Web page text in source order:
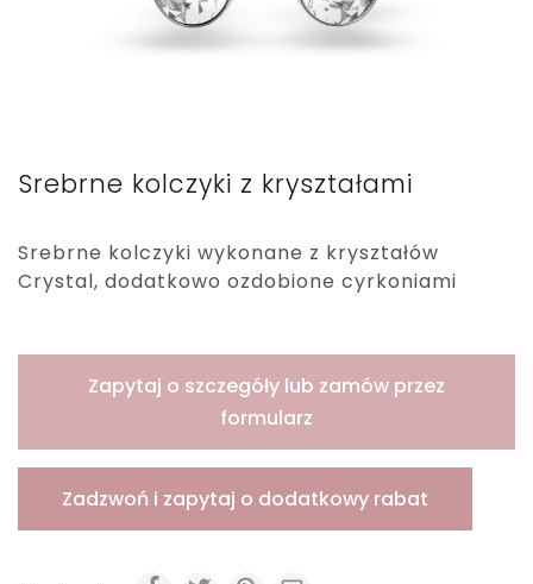
Srebrne kolczyki z kryształami
Srebrne kolczyki wykonane z kryształów
Crystal, dodatkowo ozdobione cyrkoniami
Zapytaj o szczegóły lub zamów przez
formularz
Zadzwoń i zapytaj o dodatkowy rabat